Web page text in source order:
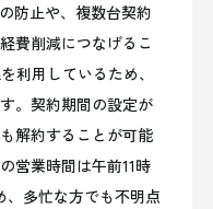
防止や、複数台契約
費削減につなげるこ
利用しているため、
。契約期間の設定が
解約することが可能
営業時間は午前11時
、多忙な方でも不明点